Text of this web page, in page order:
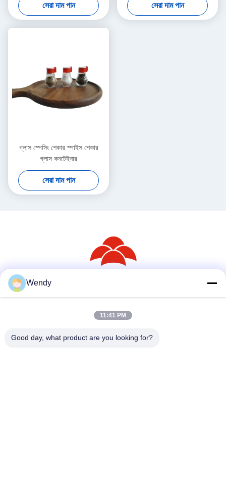
সেরা দাম পান সেরা দাম পান
গ্লাস স্পেসিং শেকার স্পাইস শেকার
গ্লাস কনটেইনার
সেরা দাম পান
দ্রুত যোগাযোগ
Wendy
11:41 PM
Good day, what product are you looking for?